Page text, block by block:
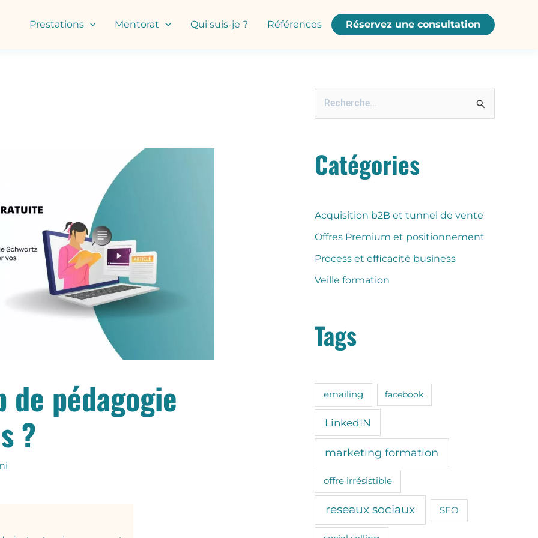
Prestations Mentorat Qui suis-je ? Références Réservez une consultation
pédagogie
?
h
c
h
e
r
Catégories
Acquisition b2B et tunnel de vente
Offres Premium et positionnement
Process et efficacité business
Veille formation
Tags
emailing facebook
LinkedIN
marketing formation
offre irrésistible
reseaux sociaux SEO